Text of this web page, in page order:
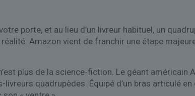
porte, et au lieu d’un livreur habituel, un
Amazon vient de franchir une étape
plus de la science-fiction. Le géant
quadrupèdes. Équipé d’un bras articulé